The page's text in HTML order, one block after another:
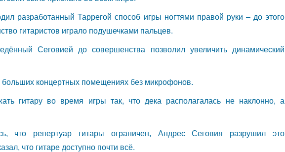
разработанный Таррегой способ игры ногтями правой руки – до этого
гитаристов играло подушечками пальцев.
Сеговией до совершенства позволил увеличить динамический
больших концертных помещениях без микрофонов.
гитару во время игры так, что дека располагалась не наклонно, а
что репертуар гитары ограничен, Андрес Сеговия разрушил это
что гитаре доступно почти всё.